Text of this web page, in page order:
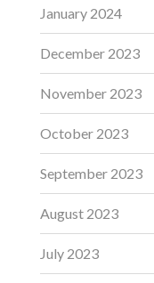
January 2024
December 2023
November 2023
October 2023
September 2023
August 2023
July 2023